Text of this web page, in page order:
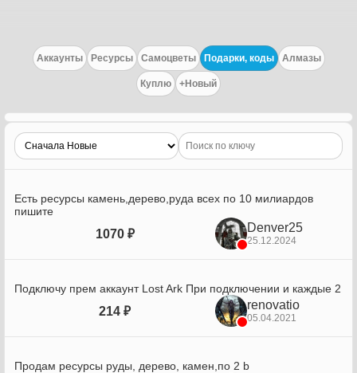
Аккаунты Ресурсы Самоцветы Подарки, коды Алмазы
Куплю +Новый
Есть ресурсы камень,дерево,руда всех по 10 милиардов
пишите
1070 ₽ Denver25
25.12.2024
Подключу прем аккаунт Lost Ark При подключении и каждые 2
214 ₽ renovatio
05.04.2021
Продам ресурсы руды, дерево, камен,по 2 b